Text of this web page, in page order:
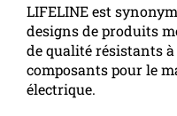
LIFELINE est
designs de produits
de qualité résistants
composants pour le
électrique.